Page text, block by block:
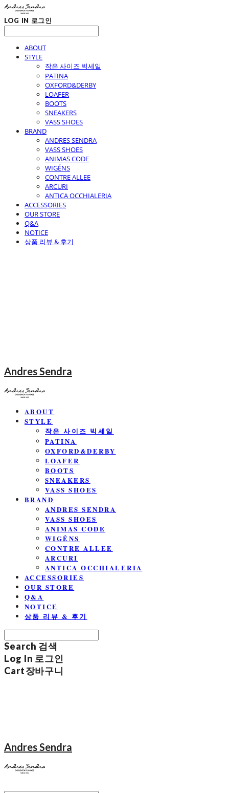
LOG IN 로그인
ABOUT
STYLE
작은 사이즈 빅세일
PATINA
OXFORD&DERBY
LOAFER
BOOTS
SNEAKERS
VASS SHOES
BRAND
ANDRES SENDRA
VASS SHOES
ANIMAS CODE
WIGÉNS
CONTRE ALLEE
ARCURI
ANTICA OCCHIALERIA
ACCESSORIES
OUR STORE
Q&A
NOTICE
상품 리뷰 & 후기
Andres Sendra
ABOUT
STYLE
작은 사이즈 빅세일
PATINA
OXFORD&DERBY
LOAFER
BOOTS
SNEAKERS
VASS SHOES
BRAND
ANDRES SENDRA
VASS SHOES
ANIMAS CODE
WIGÉNS
CONTRE ALLEE
ARCURI
ANTICA OCCHIALERIA
ACCESSORIES
OUR STORE
Q&A
NOTICE
상품 리뷰 & 후기
Search 검색
Log In 로그인
Cart장바구니
Andres Sendra